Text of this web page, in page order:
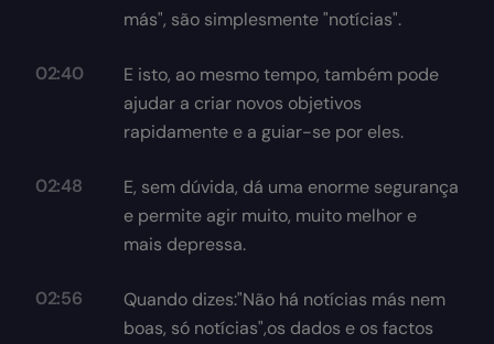
más", são simplesmente "notícias".
02:40
E isto, ao mesmo tempo, também pode
ajudar a criar novos objetivos
rapidamente e a guiar-se por eles.
02:48
E, sem dúvida, dá uma enorme segurança
e permite agir muito, muito melhor e
mais depressa.
02:56
Quando dizes:"Não há notícias más nem
boas, só notícias",os dados e os factos